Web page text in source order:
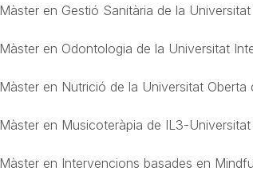
Màster en Gestió Sanitària de la
Màster en Odontologia de la Universitat
Màster en Nutrició de la Universitat Oberta
Màster en Musicoteràpia de IL3-
Màster en Intervencions basades en